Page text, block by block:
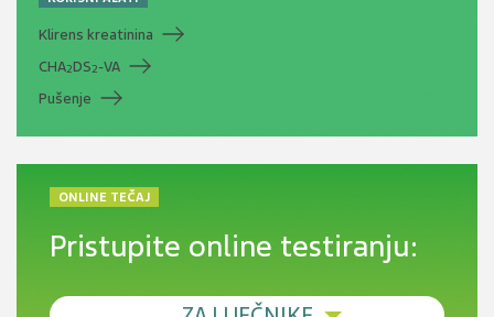
Klirens kreatinina
CHA2DS2-VA
Pušenje
ONLINE TEČAJ
Pristupite online testiranju: